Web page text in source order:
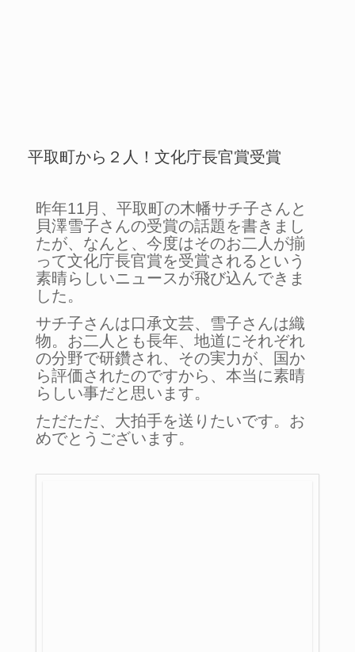
平取町から２人！文化庁長官賞受賞
昨年11月、平取町の木幡サチ子さんと
貝澤雪子さんの受賞の話題を書きまし
たが、なんと、今度はそのお二人が揃
って文化庁長官賞を受賞されるという
素晴らしいニュースが飛び込んできま
した。
サチ子さんは口承文芸、雪子さんは織
物。お二人とも長年、地道にそれぞれ
の分野で研鑽され、その実力が、国か
ら評価されたのですから、本当に素晴
らしい事だと思います。
ただただ、大拍手を送りたいです。お
めでとうございます。